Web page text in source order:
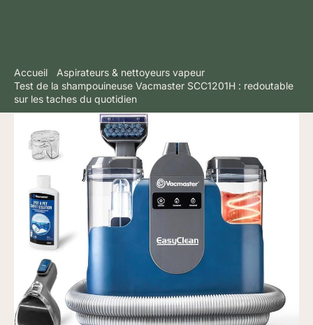
Accueil
Aspirateurs & nettoyeurs vapeur
Test de la shampouineuse Vacmaster SCC1201H : redoutable
sur les taches du quotidien